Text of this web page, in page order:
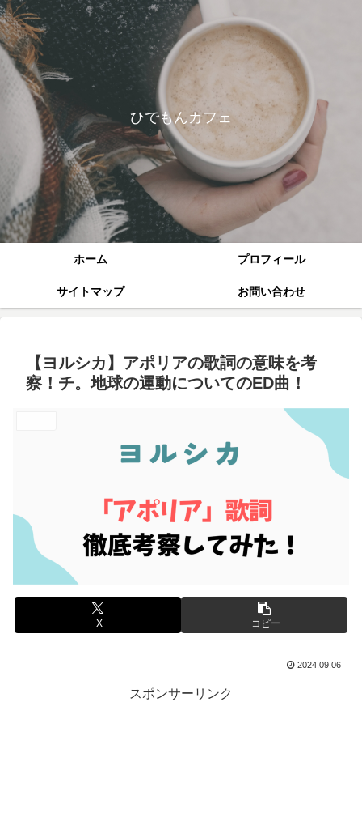
ひでもんカフェ
ホーム プロフィール
サイトマップ お問い合わせ
【ヨルシカ】アポリアの歌詞の意味を考
察！チ。地球の運動についてのED曲！
X コピー
2024.09.06
スポンサーリンク